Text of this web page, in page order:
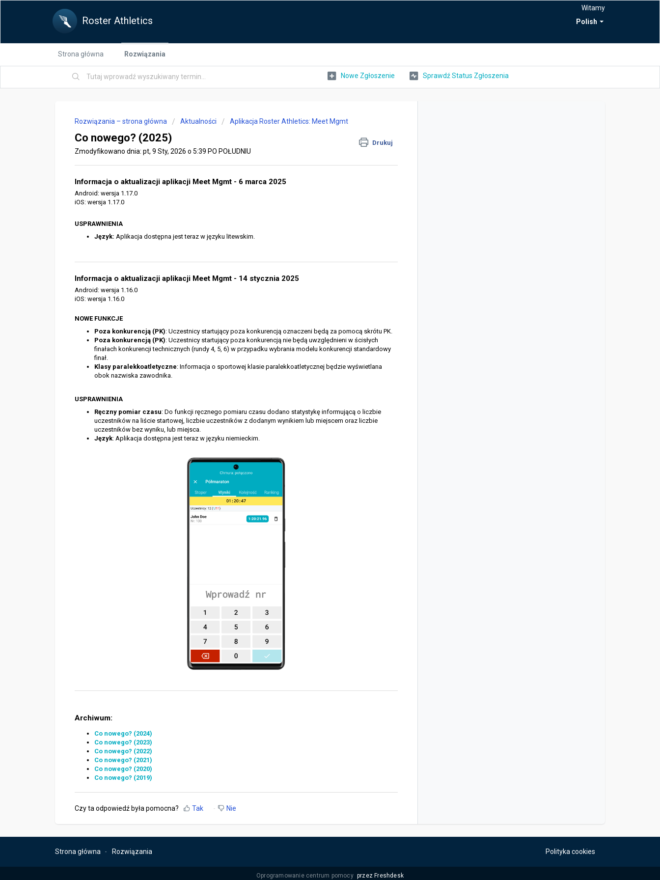
Roster Athletics Polish
Witamy
Strona główna Rozwiązania
Nowe Zgłoszenie Sprawdź Status Zgłoszenia
Rozwiązania – strona główna Aktualności Aplikacja Roster Athletics: Meet Mgmt
Co nowego? (2025) Drukuj
Zmodyfikowano dnia: pt, 9 Sty, 2026 o 5:39 PO POŁUDNIU
Informacja o aktualizacji aplikacji Meet Mgmt - 6 marca 2025
Android: wersja 1.17.0
iOS: wersja 1.17.0
USPRAWNIENIA
Język: Aplikacja dostępna jest teraz w języku litewskim.
Informacja o aktualizacji aplikacji Meet Mgmt - 14 stycznia 2025
Android: wersja 1.16.0
iOS: wersja 1.16.0
NOWE FUNKCJE
Poza konkurencją (PK): Uczestnicy startujący poza konkurencją oznaczeni będą za pomocą skrótu PK.
Poza konkurencją (PK): Uczestnicy startujący poza konkurencją nie będą uwzględnieni w ścisłych
finałach konkurencji technicznych (rundy 4, 5, 6) w przypadku wybrania modelu konkurencji standardowy
finał.
Klasy paralekkoatletyczne: Informacja o sportowej klasie paralekkoatletycznej będzie wyświetlana
obok nazwiska zawodnika.
USPRAWNIENIA
Ręczny pomiar czasu: Do funkcji ręcznego pomiaru czasu dodano statystykę informującą o liczbie
uczestników na liście startowej, liczbie uczestników z dodanym wynikiem lub miejscem oraz liczbie
uczestników bez wyniku, lub miejsca.
Język: Aplikacja dostępna jest teraz w języku niemieckim.
Archiwum:
Co nowego? (2024)
Co nowego? (2023)
Co nowego? (2022)
Co nowego? (2021)
Co nowego? (2020)
Co nowego? (2019)
Czy ta odpowiedź była pomocna? Tak Nie
Strona główna Rozwiązania Polityka cookies
Oprogramowanie centrum pomocy przez Freshdesk